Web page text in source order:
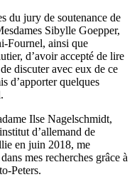
du jury de soutenance de
Sibylle Goepper,
Fournel, ainsi que
d’avoir accepté de lire
discuter avec eux de ce
d’apporter quelques
Ilse Nagelschmidt,
d’allemand de
en juin 2018, me
mes recherches grâce à
Peters.